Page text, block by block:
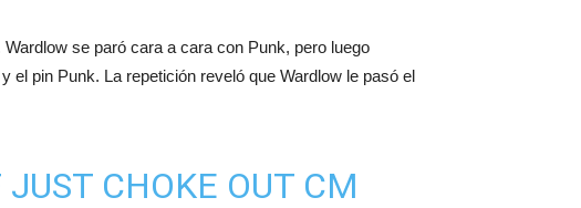
se paró cara a cara con Punk, pero luego
el pin Punk. La repetición reveló que Wardlow le pasó el
JUST CHOKE OUT CM